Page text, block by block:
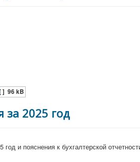
] 96 kB
за 2025 год
и пояснения к бухгалтерской